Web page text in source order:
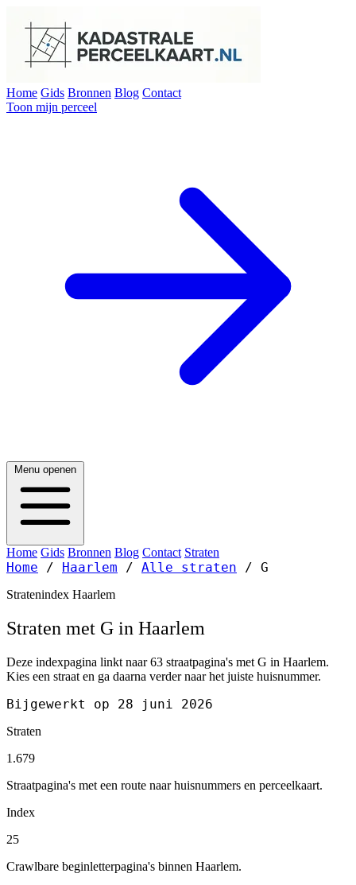
Home Gids Bronnen Blog Contact
Toon mijn perceel
Menu openen
Home Gids Bronnen Blog Contact Straten
Home / Haarlem / Alle straten / G
Stratenindex Haarlem
Straten met G in Haarlem
Deze indexpagina linkt naar 63 straatpagina's met G in Haarlem.
Kies een straat en ga daarna verder naar het juiste huisnummer.
Bijgewerkt op 28 juni 2026
Straten
1.679
Straatpagina's met een route naar huisnummers en perceelkaart.
Index
25
Crawlbare beginletterpagina's binnen Haarlem.